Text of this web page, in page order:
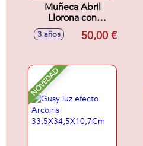
Muñeca Abril
Llorona con
Chichonera 42 Cm
Cuerpo Tela
3 años 50,00 €
NOVEDAD